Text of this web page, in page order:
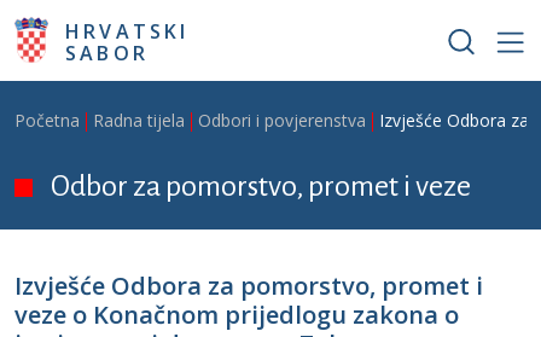
Skoči na glavni sadržaj
HRVATSKI
SABOR
Breadcrumb
Početna Radna tijela Odbori i povjerenstva Izvješće Odbora za
Odbor za pomorstvo, promet i veze
Izvješće Odbora za pomorstvo, promet i
veze o Konačnom prijedlogu zakona o